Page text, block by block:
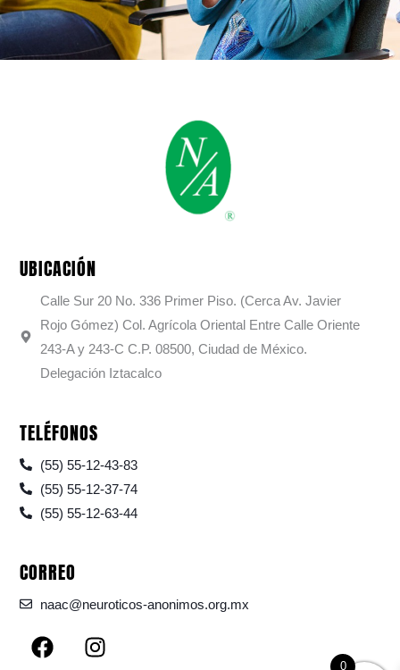
UBICACIÓN
Calle Sur 20 No. 336 Primer Piso. (Cerca Av. Javier
Rojo Gómez) Col. Agrícola Oriental Entre Calle Oriente
243-A y 243-C C.P. 08500, Ciudad de México.
Delegación Iztacalco
TELÉFONOS
(55) 55-12-43-83
(55) 55-12-37-74
(55) 55-12-63-44
CORREO
naac@neuroticos-anonimos.org.mx
F
a
I
n
0